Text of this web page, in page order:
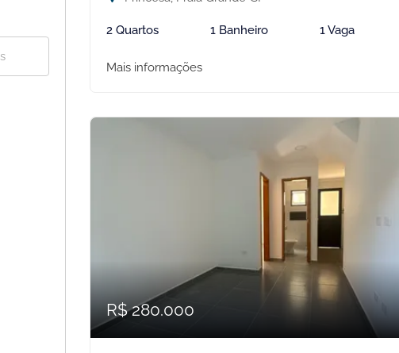
2 Quartos 1 Banheiro 1 Vaga
Mais informações
R$ 280.000